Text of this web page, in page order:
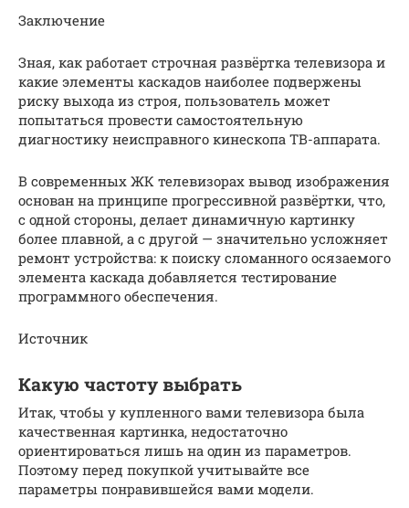
Заключение
Зная, как работает строчная развёртка телевизора и
какие элементы каскадов наиболее подвержены
риску выхода из строя, пользователь может
попытаться провести самостоятельную
диагностику неисправного кинескопа TB-аппарата.
В современных ЖК телевизорах вывод изображения
основан на принципе прогрессивной развёртки, что,
с одной стороны, делает динамичную картинку
более плавной, а с другой — значительно усложняет
ремонт устройства: к поиску сломанного осязаемого
элемента каскада добавляется тестирование
программного обеспечения.
Источник
Какую частоту выбрать
Итак, чтобы у купленного вами телевизора была
качественная картинка, недостаточно
ориентироваться лишь на один из параметров.
Поэтому перед покупкой учитывайте все
параметры понравившейся вами модели.